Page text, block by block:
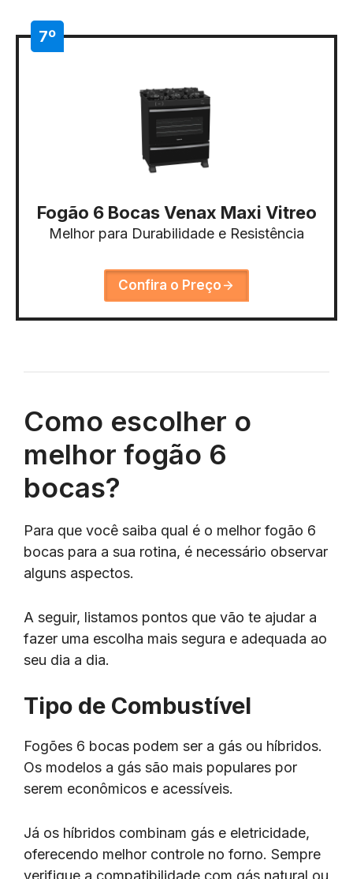
7º
Fogão 6 Bocas Venax Maxi Vitreo
Melhor para Durabilidade e Resistência
Confira o Preço
Como escolher o
melhor fogão 6
bocas?
Para que você saiba qual é o melhor fogão 6
bocas para a sua rotina, é necessário observar
alguns aspectos.
A seguir, listamos pontos que vão te ajudar a
fazer uma escolha mais segura e adequada ao
seu dia a dia.
Tipo de Combustível
Fogões 6 bocas podem ser a gás ou híbridos.
Os modelos a gás são mais populares por
serem econômicos e acessíveis.
Já os híbridos combinam gás e eletricidade,
oferecendo melhor controle no forno. Sempre
verifique a compatibilidade com gás natural ou